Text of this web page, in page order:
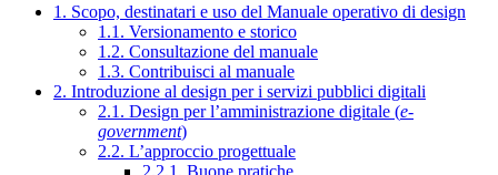
1. Scopo, destinatari e uso del Manuale operativo di design
1.1. Versionamento e storico
1.2. Consultazione del manuale
1.3. Contribuisci al manuale
2. Introduzione al design per i servizi pubblici digitali
2.1. Design per l’amministrazione digitale (e-
government)
2.2. L’approccio progettuale
2.2.1. Buone pratiche